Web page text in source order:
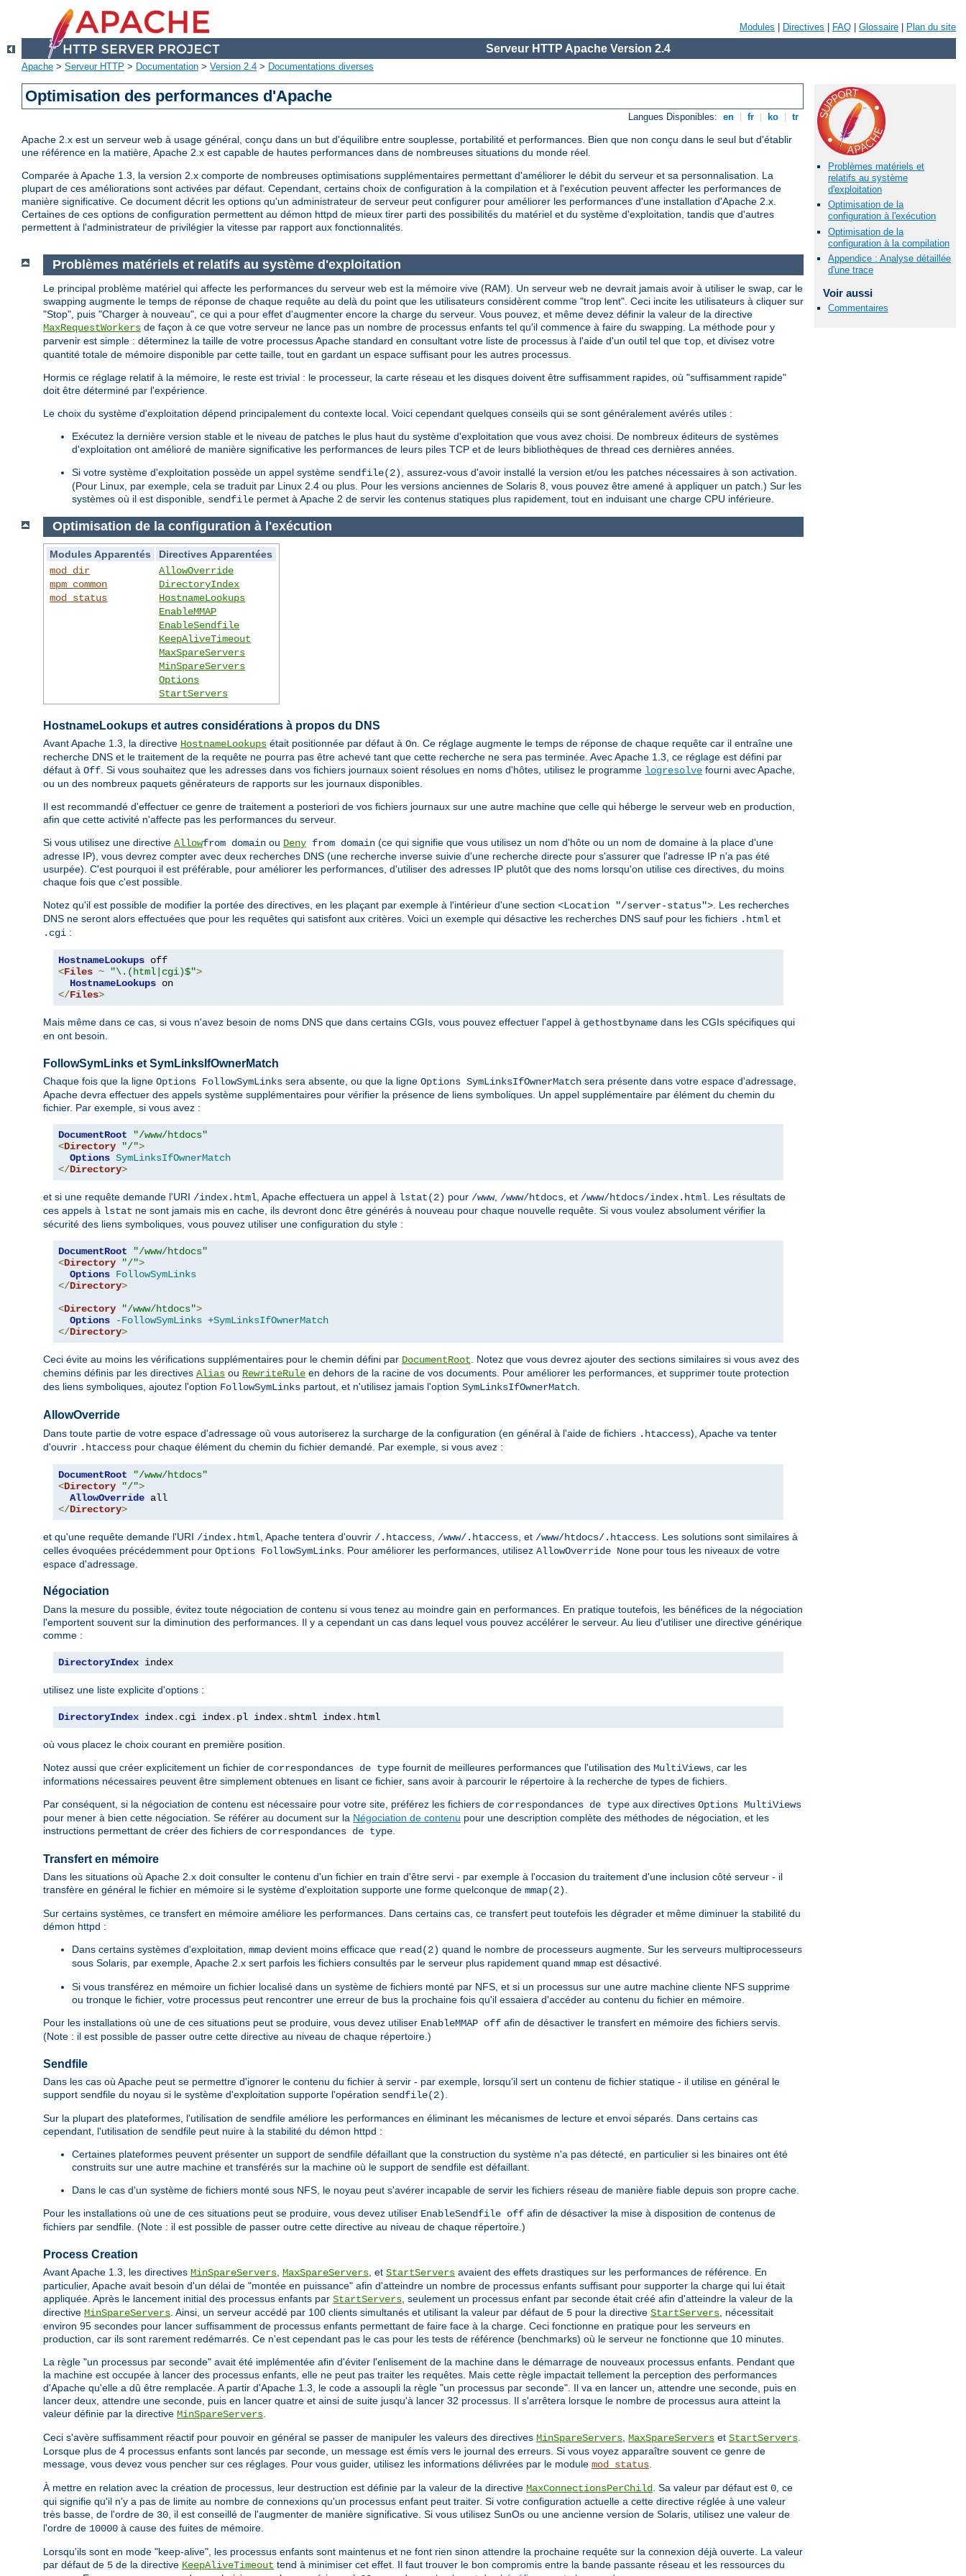
Modules Directives FAQ Glossaire Plan du site
Serveur HTTP Apache Version 2.4
Apache > Serveur HTTP > Documentation > Version 2.4 > Documentations diverses
Optimisation des performances d'Apache
Langues Disponibles: en fr ko tr
Apache 2.x est un serveur web à usage général, conçu dans un but d'équilibre entre souplesse, portabilité et performances. Bien que non conçu dans le seul but d'établir
une référence en la matière, Apache 2.x est capable de hautes performances dans de nombreuses situations du monde réel.
Comparée à Apache 1.3, la version 2.x comporte de nombreuses optimisations supplémentaires permettant d'améliorer le débit du serveur et sa personnalisation. La
plupart de ces améliorations sont activées par défaut. Cependant, certains choix de configuration à la compilation et à l'exécution peuvent affecter les performances de
manière significative. Ce document décrit les options qu'un administrateur de serveur peut configurer pour améliorer les performances d'une installation d'Apache 2.x.
Certaines de ces options de configuration permettent au démon httpd de mieux tirer parti des possibilités du matériel et du système d'exploitation, tandis que d'autres
permettent à l'administrateur de privilégier la vitesse par rapport aux fonctionnalités.
Problèmes matériels et
relatifs au système
d'exploitation
Optimisation de la
configuration à l'exécution
Optimisation de la
configuration à la compilation
Appendice : Analyse détaillée
d'une trace
Voir aussi
Commentaires
Problèmes matériels et relatifs au système d'exploitation
Le principal problème matériel qui affecte les performances du serveur web est la mémoire vive (RAM). Un serveur web ne devrait jamais avoir à utiliser le swap, car le
swapping augmente le temps de réponse de chaque requête au delà du point que les utilisateurs considèrent comme "trop lent". Ceci incite les utilisateurs à cliquer sur
"Stop", puis "Charger à nouveau", ce qui a pour effet d'augmenter encore la charge du serveur. Vous pouvez, et même devez définir la valeur de la directive
MaxRequestWorkers de façon à ce que votre serveur ne lance pas un nombre de processus enfants tel qu'il commence à faire du swapping. La méthode pour y
parvenir est simple : déterminez la taille de votre processus Apache standard en consultant votre liste de processus à l'aide d'un outil tel que top , et divisez votre
quantité totale de mémoire disponible par cette taille, tout en gardant un espace suffisant pour les autres processus.
Hormis ce réglage relatif à la mémoire, le reste est trivial : le processeur, la carte réseau et les disques doivent être suffisamment rapides, où "suffisamment rapide"
doit être déterminé par l'expérience.
Le choix du système d'exploitation dépend principalement du contexte local. Voici cependant quelques conseils qui se sont généralement avérés utiles :
Exécutez la dernière version stable et le niveau de patches le plus haut du système d'exploitation que vous avez choisi. De nombreux éditeurs de systèmes
d'exploitation ont amélioré de manière significative les performances de leurs piles TCP et de leurs bibliothèques de thread ces dernières années.
Si votre système d'exploitation possède un appel système sendfile(2)
, assurez-vous d'avoir installé la version et/ou les patches nécessaires à son activation.
(Pour Linux, par exemple, cela se traduit par Linux 2.4 ou plus. Pour les versions anciennes de Solaris 8, vous pouvez être amené à appliquer un patch.) Sur les
systèmes où il est disponible, sendfile permet à Apache 2 de servir les contenus statiques plus rapidement, tout en induisant une charge CPU inférieure.
Optimisation de la configuration à l'exécution
Modules Apparentés
Directives Apparentées
mod_dir
mpm_common
mod_status
AllowOverride
DirectoryIndex
HostnameLookups
EnableMMAP
EnableSendfile
KeepAliveTimeout
MaxSpareServers
MinSpareServers
Options
StartServers
HostnameLookups et autres considérations à propos du DNS
Avant Apache 1.3, la directive HostnameLookups était positionnée par défaut à On. Ce réglage augmente le temps de réponse de chaque requête car il entraîne une
recherche DNS et le traitement de la requête ne pourra pas être achevé tant que cette recherche ne sera pas terminée. Avec Apache 1.3, ce réglage est défini par
défaut à Off. Si vous souhaitez que les adresses dans vos fichiers journaux soient résolues en noms d'hôtes, utilisez le programme logresolve fourni avec Apache,
ou un des nombreux paquets générateurs de rapports sur les journaux disponibles.
Il est recommandé d'effectuer ce genre de traitement a posteriori de vos fichiers journaux sur une autre machine que celle qui héberge le serveur web en production,
afin que cette activité n'affecte pas les performances du serveur.
Si vous utilisez une directive Allowfrom domain ou Deny from domain (ce qui signifie que vous utilisez un nom d'hôte ou un nom de domaine à la place d'une
adresse IP), vous devrez compter avec deux recherches DNS (une recherche inverse suivie d'une recherche directe pour s'assurer que l'adresse IP n'a pas été
usurpée). C'est pourquoi il est préférable, pour améliorer les performances, d'utiliser des adresses IP plutôt que des noms lorsqu'on utilise ces directives, du moins
chaque fois que c'est possible.
Notez qu'il est possible de modifier la portée des directives, en les plaçant par exemple à l'intérieur d'une section <Location "/server-status">. Les recherches
DNS ne seront alors effectuées que pour les requêtes qui satisfont aux critères. Voici un exemple qui désactive les recherches DNS sauf pour les fichiers .html et
.cgi :
HostnameLookups
<Files ~ "\.(html|cgi)$">
HostnameLookups
</Files>
Mais même dans ce cas, si vous n'avez besoin de noms DNS que dans certains CGIs, vous pouvez effectuer l'appel à gethostbyname dans les CGIs spécifiques qui
en ont besoin.
FollowSymLinks et SymLinksIfOwnerMatch
Chaque fois que la ligne Options FollowSymLinks sera absente, ou que la ligne Options SymLinksIfOwnerMatch sera présente dans votre espace d'adressage,
Apache devra effectuer des appels système supplémentaires pour vérifier la présence de liens symboliques. Un appel supplémentaire par élément du chemin du
fichier. Par exemple, si vous avez :
DocumentRoot
"/www/htdocs"
<Directory "/">
Options SymLinksIfOwnerMatch
</Directory>
et si une requête demande l'URI /index.html, Apache effectuera un appel à lstat(2) pour /www, /www/htdocs, et /www/htdocs/index.html. Les résultats de
ces appels à lstat ne sont jamais mis en cache, ils devront donc être générés à nouveau pour chaque nouvelle requête. Si vous voulez absolument vérifier la
sécurité des liens symboliques, vous pouvez utiliser une configuration du style :
DocumentRoot
"/www/htdocs"
<Directory "/">
Options FollowSymLinks
</Directory>
<Directory "/www/htdocs">
Options
-FollowSymLinks +SymLinksIfOwnerMatch
</Directory>
Ceci évite au moins les vérifications supplémentaires pour le chemin défini par DocumentRoot. Notez que vous devrez ajouter des sections similaires si vous avez des
chemins définis par les directives Alias ou RewriteRule en dehors de la racine de vos documents. Pour améliorer les performances, et supprimer toute protection
des liens symboliques, ajoutez l'option FollowSymLinks partout, et n'utilisez jamais l'option SymLinksIfOwnerMatch.
AllowOverride
Dans toute partie de votre espace d'adressage où vous autoriserez la surcharge de la configuration (en général à l'aide de fichiers .htaccess), Apache va tenter
d'ouvrir .htaccess pour chaque élément du chemin du fichier demandé. Par exemple, si vous avez :
DocumentRoot
"/www/htdocs"
<Directory "/">
AllowOverride
</Directory>
et qu'une requête demande l'URI /index.html , Apache tentera d'ouvrir /.htaccess /www/.htaccess , et /www/htdocs/.htaccess . Les solutions sont similaires à
celles évoquées précédemment pour Options FollowSymLinks . Pour améliorer les performances, utilisez AllowOverride None pour tous les niveaux de votre
espace d'adressage.
Négociation
Dans la mesure du possible, évitez toute négociation de contenu si vous tenez au moindre gain en performances. En pratique toutefois, les bénéfices de la négociation
l'emportent souvent sur la diminution des performances. Il y a cependant un cas dans lequel vous pouvez accélérer le serveur. Au lieu d'utiliser une directive générique
comme :
DirectoryIndex index
utilisez une liste explicite d'options :
DirectoryIndex index. cgi index. pl index. shtml index. html
où vous placez le choix courant en première position.
Notez aussi que créer explicitement un fichier de correspondances de type fournit de meilleures performances que l'utilisation des MultiViews , car les
informations nécessaires peuvent être simplement obtenues en lisant ce fichier, sans avoir à parcourir le répertoire à la recherche de types de fichiers.
Par conséquent, si la négociation de contenu est nécessaire pour votre site, préférez les fichiers de correspondances de type aux directives Options MultiViews
pour mener à bien cette négociation. Se référer au document sur la Négociation de contenu pour une description complète des méthodes de négociation, et les
instructions permettant de créer des fichiers de correspondances de type
Transfert en mémoire
Dans les situations où Apache 2.x doit consulter le contenu d'un fichier en train d'être servi - par exemple à l'occasion du traitement d'une inclusion côté serveur - il
transfère en général le fichier en mémoire si le système d'exploitation supporte une forme quelconque de mmap(2)
Sur certains systèmes, ce transfert en mémoire améliore les performances. Dans certains cas, ce transfert peut toutefois les dégrader et même diminuer la stabilité du
démon httpd :
Dans certains systèmes d'exploitation, mmap devient moins efficace que read(2) quand le nombre de processeurs augmente. Sur les serveurs multiprocesseurs
sous Solaris, par exemple, Apache 2.x sert parfois les fichiers consultés par le serveur plus rapidement quand mmap est désactivé.
Si vous transférez en mémoire un fichier localisé dans un système de fichiers monté par NFS, et si un processus sur une autre machine cliente NFS supprime
ou tronque le fichier, votre processus peut rencontrer une erreur de bus la prochaine fois qu'il essaiera d'accéder au contenu du fichier en mémoire.
Pour les installations où une de ces situations peut se produire, vous devez utiliser EnableMMAP off afin de désactiver le transfert en mémoire des fichiers servis.
(Note : il est possible de passer outre cette directive au niveau de chaque répertoire.)
Sendfile
Dans les cas où Apache peut se permettre d'ignorer le contenu du fichier à servir - par exemple, lorsqu'il sert un contenu de fichier statique - il utilise en général le
support sendfile du noyau si le système d'exploitation supporte l'opération sendfile(2)
Sur la plupart des plateformes, l'utilisation de sendfile améliore les performances en éliminant les mécanismes de lecture et envoi séparés. Dans certains cas
cependant, l'utilisation de sendfile peut nuire à la stabilité du démon httpd :
Certaines plateformes peuvent présenter un support de sendfile défaillant que la construction du système n'a pas détecté, en particulier si les binaires ont été
construits sur une autre machine et transférés sur la machine où le support de sendfile est défaillant.
Dans le cas d'un système de fichiers monté sous NFS, le noyau peut s'avérer incapable de servir les fichiers réseau de manière fiable depuis son propre cache.
Pour les installations où une de ces situations peut se produire, vous devez utiliser EnableSendfile off afin de désactiver la mise à disposition de contenus de
fichiers par sendfile. (Note : il est possible de passer outre cette directive au niveau de chaque répertoire.)
Process Creation
Avant Apache 1.3, les directives MinSpareServers, MaxSpareServers, et StartServers avaient des effets drastiques sur les performances de référence. En
particulier, Apache avait besoin d'un délai de "montée en puissance" afin d'atteindre un nombre de processus enfants suffisant pour supporter la charge qui lui était
appliquée. Après le lancement initial des processus enfants par StartServers, seulement un processus enfant par seconde était créé afin d'atteindre la valeur de la
directive MinSpareServers. Ainsi, un serveur accédé par 100 clients simultanés et utilisant la valeur par défaut de 5 pour la directive StartServers, nécessitait
environ 95 secondes pour lancer suffisamment de processus enfants permettant de faire face à la charge. Ceci fonctionne en pratique pour les serveurs en
production, car ils sont rarement redémarrés. Ce n'est cependant pas le cas pour les tests de référence (benchmarks) où le serveur ne fonctionne que 10 minutes.
La règle "un processus par seconde" avait été implémentée afin d'éviter l'enlisement de la machine dans le démarrage de nouveaux processus enfants. Pendant que
la machine est occupée à lancer des processus enfants, elle ne peut pas traiter les requêtes. Mais cette règle impactait tellement la perception des performances
d'Apache qu'elle a dû être remplacée. A partir d'Apache 1.3, le code a assoupli la règle "un processus par seconde". Il va en lancer un, attendre une seconde, puis en
lancer deux, attendre une seconde, puis en lancer quatre et ainsi de suite jusqu'à lancer 32 processus. Il s'arrêtera lorsque le nombre de processus aura atteint la
valeur définie par la directive MinSpareServers.
Ceci s'avère suffisamment réactif pour pouvoir en général se passer de manipuler les valeurs des directives MinSpareServers, MaxSpareServers et StartServers.
Lorsque plus de 4 processus enfants sont lancés par seconde, un message est émis vers le journal des erreurs. Si vous voyez apparaître souvent ce genre de
message, vous devez vous pencher sur ces réglages. Pour vous guider, utilisez les informations délivrées par le module mod_status.
À mettre en relation avec la création de processus, leur destruction est définie par la valeur de la directive MaxConnectionsPerChild. Sa valeur par défaut est 0, ce
qui signifie qu'il n'y a pas de limite au nombre de connexions qu'un processus enfant peut traiter. Si votre configuration actuelle a cette directive réglée à une valeur
très basse, de l'ordre de 30, il est conseillé de l'augmenter de manière significative. Si vous utilisez SunOs ou une ancienne version de Solaris, utilisez une valeur de
l'ordre de 10000 à cause des fuites de mémoire.
Lorsqu'ils sont en mode "keep-alive", les processus enfants sont maintenus et ne font rien sinon attendre la prochaine requête sur la connexion déjà ouverte. La valeur
par défaut de 5 de la directive KeepAliveTimeout tend à minimiser cet effet. Il faut trouver le bon compromis entre la bande passante réseau et les ressources du